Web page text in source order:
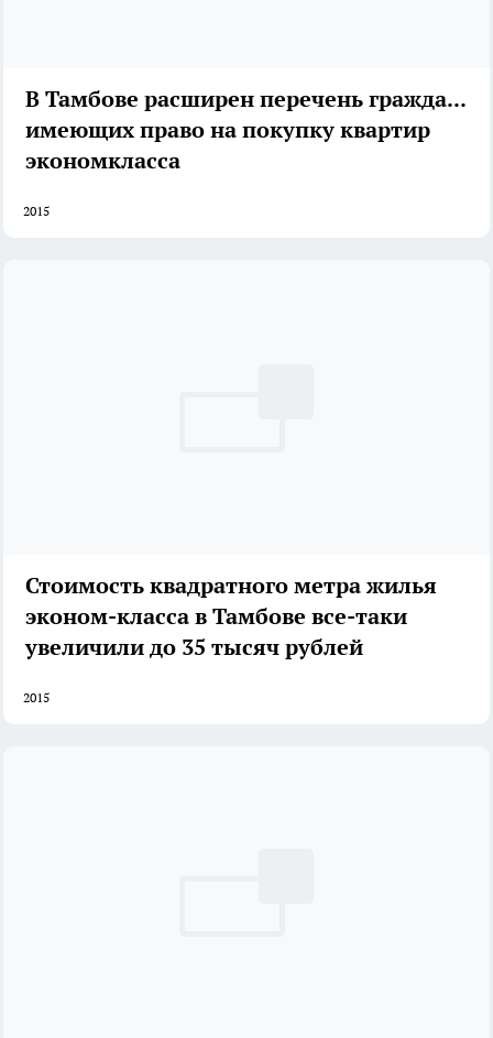
В Тамбове расширен перечень граждан,
имеющих право на покупку квартир
экономкласса
2015
Стоимость квадратного метра жилья
эконом-класса в Тамбове все-таки
увеличили до 35 тысяч рублей
2015